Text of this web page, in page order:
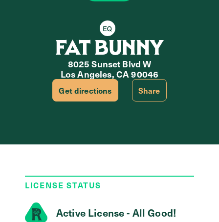
Equity Retailer
FAT BUNNY
8025 Sunset Blvd W
Los Angeles, CA 90046
Get directions Share
LICENSE STATUS
Active License - All Good!